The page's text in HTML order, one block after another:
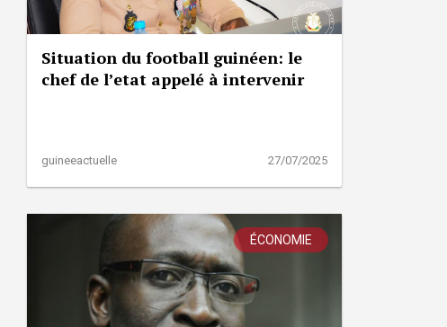
Situation du football guinéen: le
chef de l’etat appelé à intervenir
guineeactuelle 27/07/2025
ÉCONOMIE